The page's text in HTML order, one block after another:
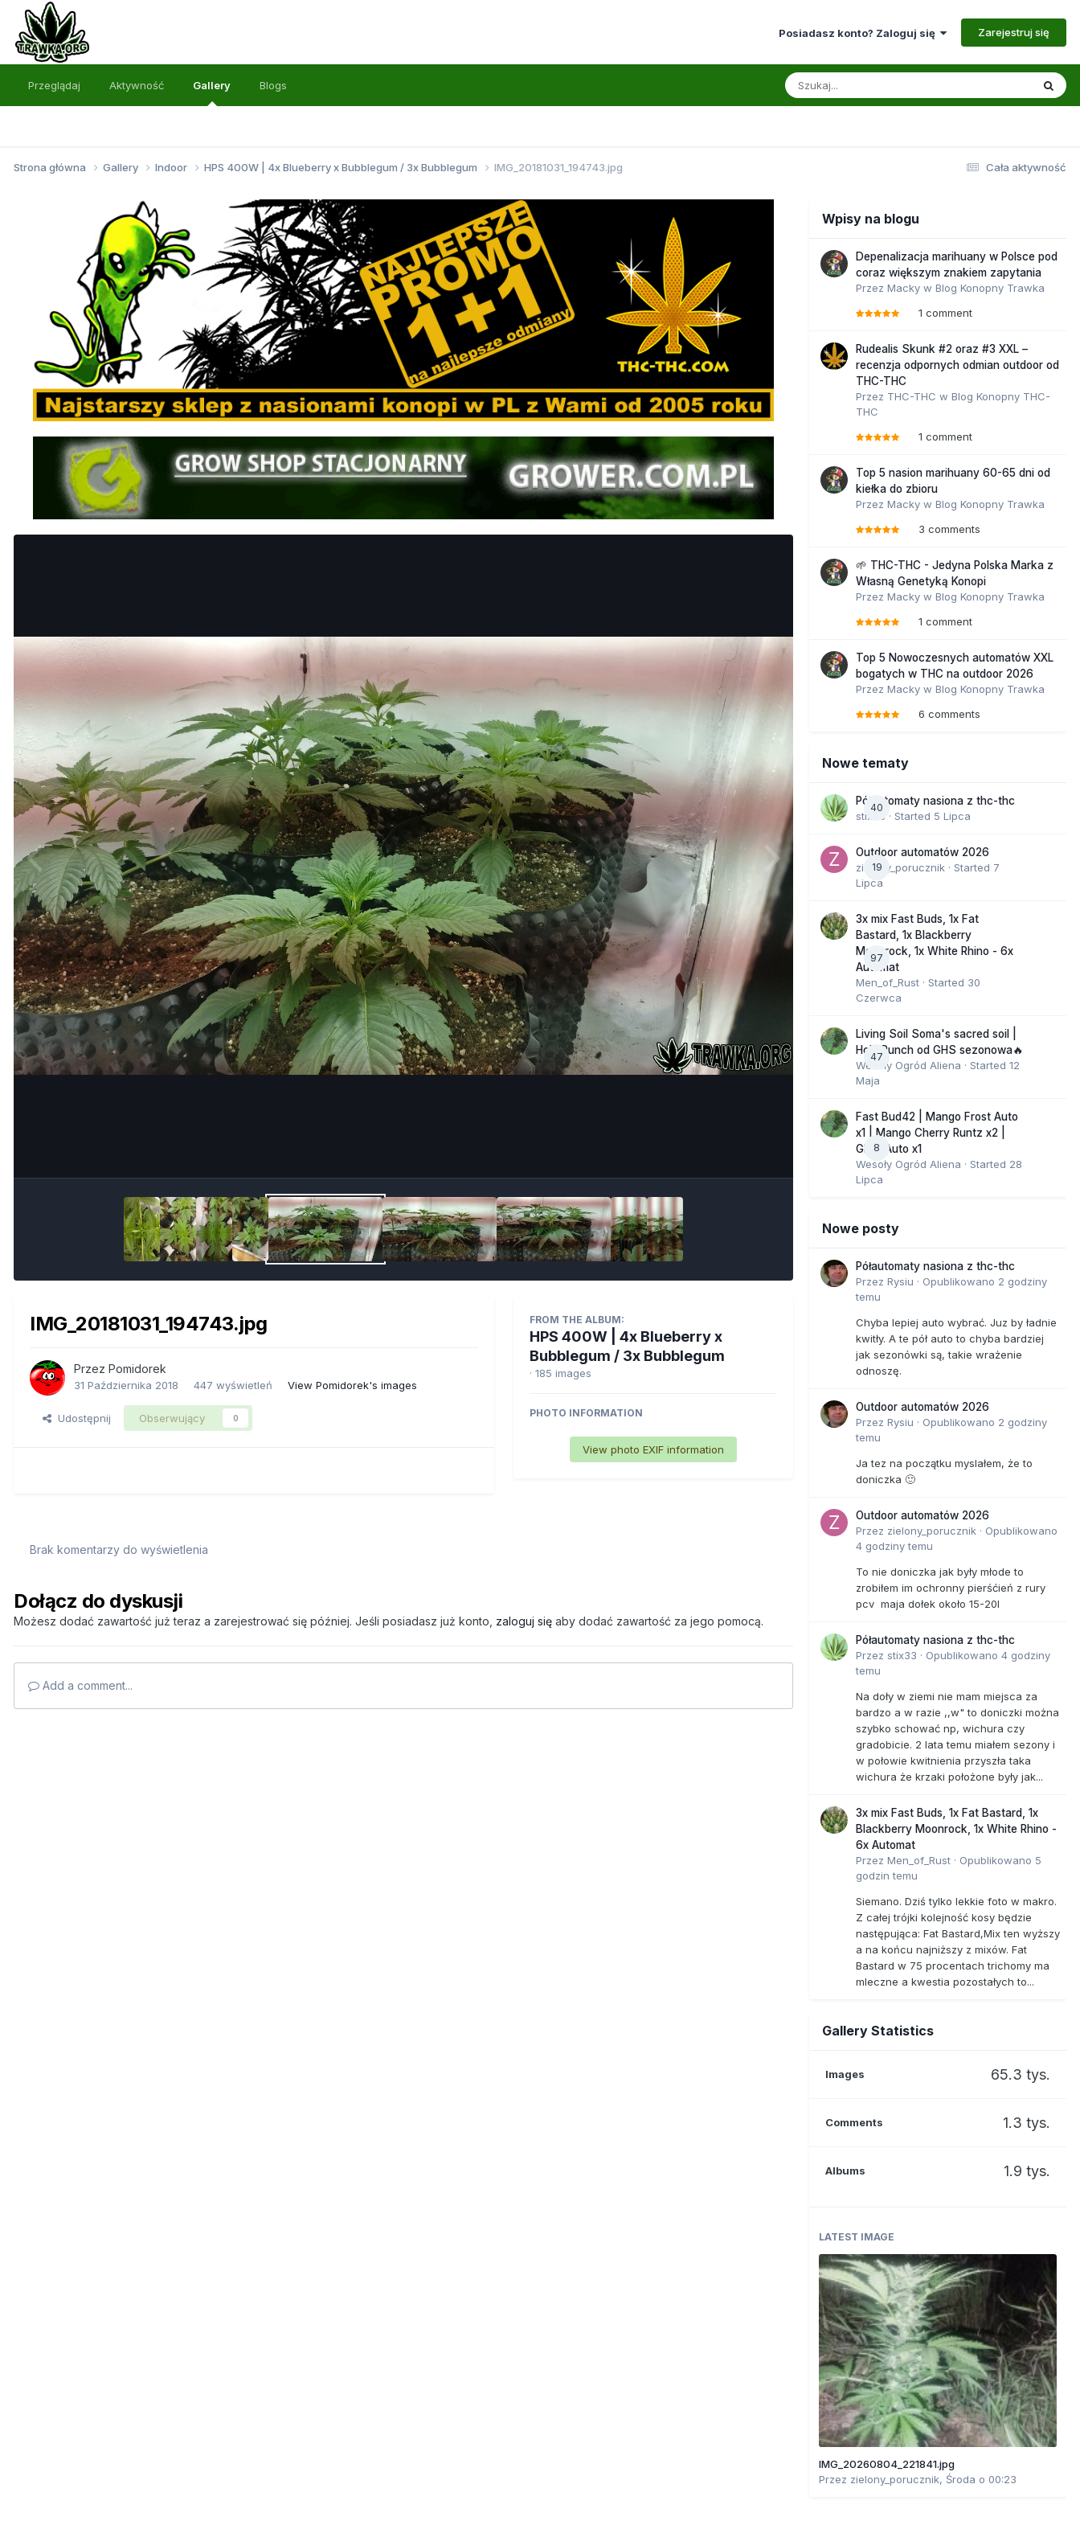
Posiadasz konto? Zaloguj się Zarejestruj się
Przeglądaj Aktywność Gallery Blogs
Cała aktywność
Strona główna Gallery Indoor HPS 400W | 4x Blueberry x Bubblegum / 3x Bubblegum IMG_20181031_194743.jpg
IMG_20181031_194743.jpg
Przez Pomidorek
31 Października 2018 447 wyświetleń View Pomidorek's images
Udostępnij Obserwujący 0
FROM THE ALBUM:
HPS 400W | 4x Blueberry x
Bubblegum / 3x Bubblegum
· 185 images
PHOTO INFORMATION
View photo EXIF information
Brak komentarzy do wyświetlenia
Dołącz do dyskusji
Możesz dodać zawartość już teraz a zarejestrować się później. Jeśli posiadasz już konto, zaloguj się aby dodać zawartość za jego pomocą.
Add a comment...
Wpisy na blogu
Depenalizacja marihuany w Polsce pod
coraz większym znakiem zapytania
Przez Macky w Blog Konopny Trawka
1 comment
Rudealis Skunk #2 oraz #3 XXL –
recenzja odpornych odmian outdoor od
THC-THC
Przez THC-THC w Blog Konopny THC-
THC
1 comment
Top 5 nasion marihuany 60-65 dni od
kiełka do zbioru
Przez Macky w Blog Konopny Trawka
3 comments
🌱 THC-THC - Jedyna Polska Marka z
Własną Genetyką Konopi
Przez Macky w Blog Konopny Trawka
1 comment
Top 5 Nowoczesnych automatów XXL
bogatych w THC na outdoor 2026
Przez Macky w Blog Konopny Trawka
6 comments
Nowe tematy
40
Półautomaty nasiona z thc-thc
stix33 · Started 5 Lipca
19
Outdoor automatów 2026
zielony_porucznik · Started 7
Lipca
97
3x mix Fast Buds, 1x Fat
Bastard, 1x Blackberry
Moonrock, 1x White Rhino - 6x
Automat
Men_of_Rust · Started 30
Czerwca
47
Living Soil Soma's sacred soil |
Holy Punch od GHS sezonowa🔥
Wesoły Ogród Aliena · Started 12
Maja
8
Fast Bud42 | Mango Frost Auto
x1 | Mango Cherry Runtz x2 |
GMO Auto x1
Wesoły Ogród Aliena · Started 28
Lipca
Nowe posty
Półautomaty nasiona z thc-thc
Przez Rysiu · Opublikowano 2 godziny
temu
Chyba lepiej auto wybrać. Juz by ładnie
kwitły. A te pół auto to chyba bardziej
jak sezonówki są, takie wrażenie
odnoszę.
Outdoor automatów 2026
Przez Rysiu · Opublikowano 2 godziny
temu
Ja tez na początku myslałem, że to
doniczka 🙂
Outdoor automatów 2026
Przez zielony_porucznik · Opublikowano
4 godziny temu
To nie doniczka jak były młode to
zrobiłem im ochronny pierśćień z rury
pcv maja dołek około 15-20l
Półautomaty nasiona z thc-thc
Przez stix33 · Opublikowano 4 godziny
temu
Na doły w ziemi nie mam miejsca za
bardzo a w razie ,,w" to doniczki można
szybko schować np, wichura czy
gradobicie. 2 lata temu miałem sezony i
w połowie kwitnienia przyszła taka
wichura że krzaki położone były jak...
3x mix Fast Buds, 1x Fat Bastard, 1x
Blackberry Moonrock, 1x White Rhino -
6x Automat
Przez Men_of_Rust · Opublikowano 5
godzin temu
Siemano. Dziś tylko lekkie foto w makro.
Z całej trójki kolejność kosy będzie
następująca: Fat Bastard,Mix ten wyższy
a na końcu najniższy z mixów. Fat
Bastard w 75 procentach trichomy ma
mleczne a kwestia pozostałych to...
Gallery Statistics
Images 65.3 tys.
Comments 1.3 tys.
Albums 1.9 tys.
LATEST IMAGE
IMG_20260804_221841.jpg
Przez zielony_porucznik, Środa o 00:23